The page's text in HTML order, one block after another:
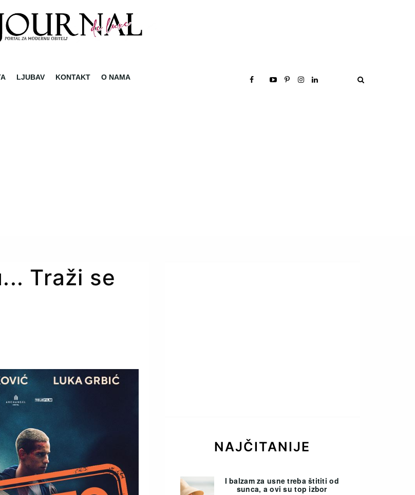
LJUBAV KONTAKT O NAMA
Traži se
NAJČITANIJE
I balzam za usne treba štititi od
sunca, a ovi su top izbor